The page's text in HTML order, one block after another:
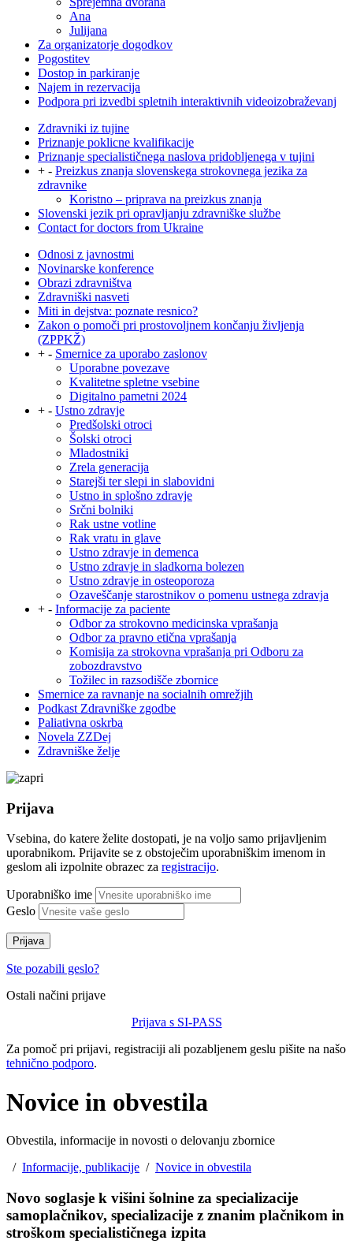
Ana
Julijana
Za organizatorje dogodkov
Pogostitev
Dostop in parkiranje
Najem in rezervacija
Podpora pri izvedbi spletnih interaktivnih videoizobraževanj
Zdravniki iz tujine
Priznanje poklicne kvalifikacije
Priznanje specialističnega naslova pridobljenega v tujini
+ - Preizkus znanja slovenskega strokovnega jezika za
zdravnike
Koristno – priprava na preizkus znanja
Slovenski jezik pri opravljanju zdravniške službe
Contact for doctors from Ukraine
Odnosi z javnostmi
Novinarske konference
Obrazi zdravništva
Zdravniški nasveti
Miti in dejstva: poznate resnico?
Zakon o pomoči pri prostovoljnem končanju življenja
(ZPPKŽ)
+ - Smernice za uporabo zaslonov
Uporabne povezave
Kvalitetne spletne vsebine
Digitalno pametni 2024
+ - Ustno zdravje
Predšolski otroci
Šolski otroci
Mladostniki
Zrela generacija
Starejši ter slepi in slabovidni
Ustno in splošno zdravje
Srčni bolniki
Rak ustne votline
Rak vratu in glave
Ustno zdravje in demenca
Ustno zdravje in sladkorna bolezen
Ustno zdravje in osteoporoza
Ozaveščanje starostnikov o pomenu ustnega zdravja
+ - Informacije za paciente
Odbor za strokovno medicinska vprašanja
Odbor za pravno etična vprašanja
Komisija za strokovna vprašanja pri Odboru za
zobozdravstvo
Tožilec in razsodišče zbornice
Smernice za ravnanje na socialnih omrežjih
Podkast Zdravniške zgodbe
Paliativna oskrba
Novela ZZDej
Zdravniške želje
Prijava
Vsebina, do katere želite dostopati, je na voljo samo prijavljenim
uporabnikom. Prijavite se z obstoječim uporabniškim imenom in
geslom ali izpolnite obrazec za registracijo.
Uporabniško ime
Geslo
Prijava
Ste pozabili geslo?
Ostali načini prijave
Prijava s SI-PASS
Za pomoč pri prijavi, registraciji ali pozabljenem geslu pišite na našo
tehnično podporo.
Novice in obvestila
Obvestila, informacije in novosti o delovanju zbornice
/ Informacije, publikacije / Novice in obvestila
Novo soglasje k višini šolnine za specializacije
samoplačnikov, specializacije z znanim plačnikom in
stroškom specialističnega izpita